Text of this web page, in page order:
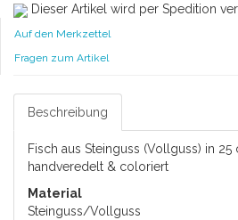
Dieser Artikel wird per Spedition
Auf den Merkzettel
Fragen zum Artikel
Beschreibung
Fisch aus Steinguss (Vollguss) in 25
handveredelt & coloriert
Material
Steinguss/Vollguss